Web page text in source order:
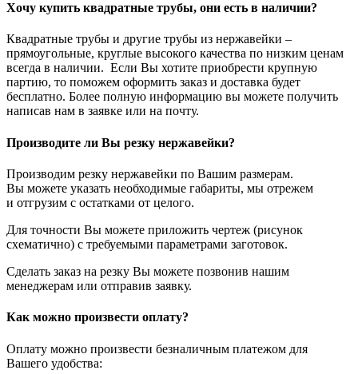
Хочу купить квадратные трубы, они есть в наличии?
Квадратные трубы и другие трубы из нержавейки –
прямоугольные, круглые высокого качества по низким ценам
всегда в наличии. Если Вы хотите приобрести крупную
партию, то поможем оформить заказ и доставка будет
бесплатно. Более полную информацию вы можете получить
написав нам в заявке или на почту.
Производите ли Вы резку нержавейки?
Производим резку нержавейки по Вашим размерам.
Вы можете указать необходимые габариты, мы отрежем
и отгрузим с остатками от целого.
Для точности Вы можете приложить чертеж (рисунок
схематично) с требуемыми параметрами заготовок.
Сделать заказ на резку Вы можете позвонив нашим
менеджерам или отправив заявку.
Как можно произвести оплату?
Оплату можно произвести безналичным платежом для
Вашего удобства: